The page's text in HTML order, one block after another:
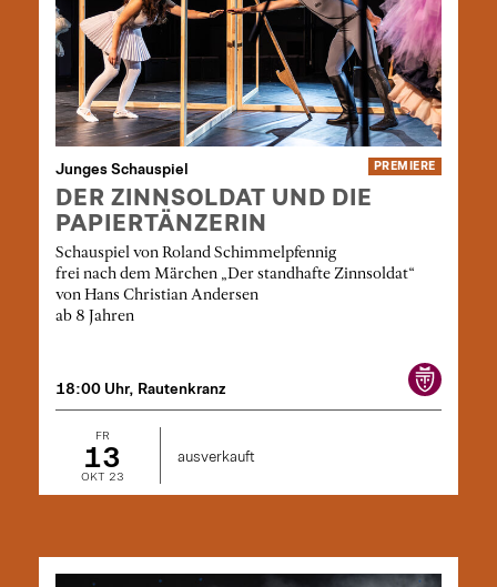
PREMIERE
Junges Schauspiel
DER ZINNSOLDAT UND DIE
PAPIERTÄNZERIN
Schauspiel von Roland Schimmelpfennig
frei nach dem Märchen „Der standhafte Zinnsoldat“
von Hans Christian Andersen
ab 8 Jahren
18:00 Uhr, Rautenkranz
FR
13
OKT 23
ausverkauft